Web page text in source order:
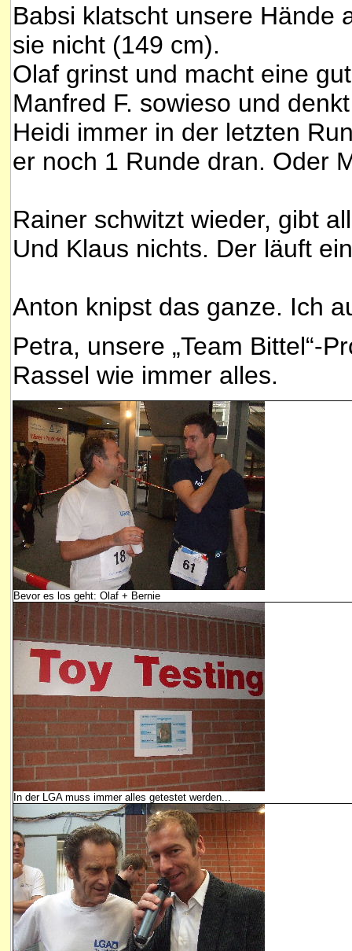
Babsi klatscht unsere Hände
sie nicht (149 cm).
Olaf grinst und macht eine
Manfred F. sowieso und
Heidi immer in der letzten
er noch 1 Runde dran. Oder
Rainer schwitzt wieder, gibt
Und Klaus nichts. Der läuft
Anton knipst das ganze. Ich
Petra, unsere „Team Bittel“-
Rassel wie immer alles.
Bevor es los geht: Olaf + Bernie
In der LGA muss immer alles getestet werden...